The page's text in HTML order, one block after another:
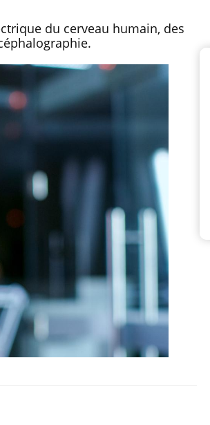
du cerveau humain, des
La sieste empêche-t-elle
de dormir la nuit ?
VIH : la fin du comprimé
tous les jours se profile-t-
Pourquoi votre ventre
gâche-t-il les premiers
jours de vos vacances ?